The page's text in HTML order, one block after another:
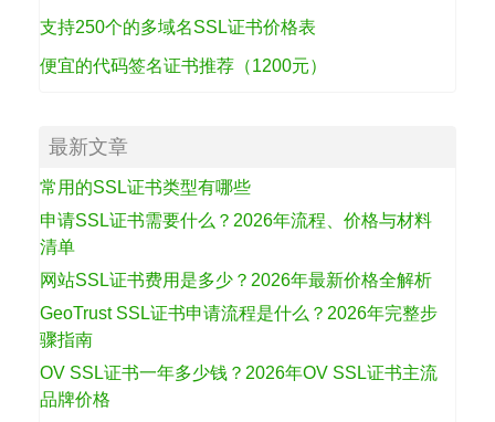
支持250个的多域名SSL证书价格表
便宜的代码签名证书推荐（1200元）
最新文章
常用的SSL证书类型有哪些
申请SSL证书需要什么？2026年流程、价格与材料
清单
网站SSL证书费用是多少？2026年最新价格全解析
GeoTrust SSL证书申请流程是什么？2026年完整步
骤指南
OV SSL证书一年多少钱？2026年OV SSL证书主流
品牌价格